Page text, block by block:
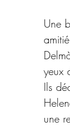
Une
yeux
Ils
une